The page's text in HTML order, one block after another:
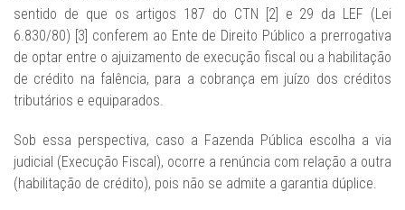
sentido de que os artigos 187 do CTN [2] e 29 da LEF (Lei
6.830/80) [3] conferem ao Ente de Direito Público a prerrogativa
de optar entre o ajuizamento de execução fiscal ou a habilitação
de crédito na falência, para a cobrança em juízo dos créditos
tributários e equiparados.
Sob essa perspectiva, caso a Fazenda Pública escolha a via
judicial (Execução Fiscal), ocorre a renúncia com relação a outra
(habilitação de crédito), pois não se admite a garantia dúplice.